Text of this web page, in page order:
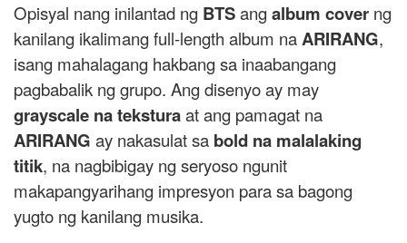
Opisyal nang inilantad ng BTSangalbum cover ng
kanilang ikalimang full-length album naARIRANG,
isang mahalagang hakbang sa inaabangang
pagbabalik ng grupo. Ang disenyo ay may
grayscale na teksturaat ang pamagat na
ARIRANG ay nakasulat sa bold na malalaking
titik, na nagbibigay ng seryoso ngunit
makapangyarihang impresyon para sa bagong
yugto ng kanilang musika.